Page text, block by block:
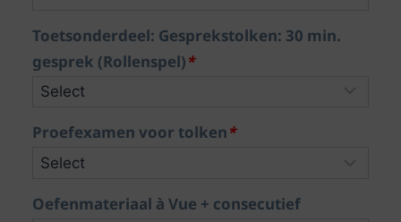
Toetsonderdeel: Gesprekstolken: 30 min.
gesprek (Rollenspel)*
Proefexamen voor tolken*
Oefenmateriaal à Vue + consecutief